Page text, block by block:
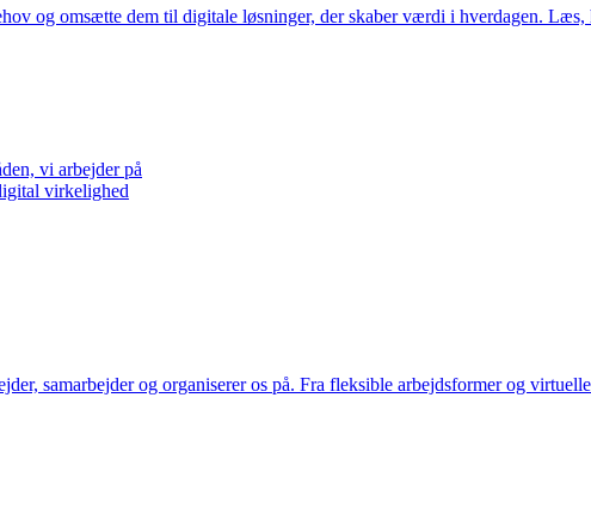
og omsætte dem til digitale løsninger, der skaber værdi i hverdagen.
vi arbejder på
virkelighed
samarbejder og organiserer os på. Fra fleksible arbejdsformer og